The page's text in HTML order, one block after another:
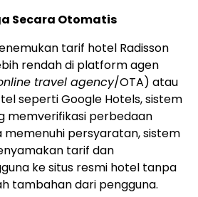
Secara Otomatis
tarif hotel Radisson
rendah di platform agen
travel agency/OTA) atau
seperti Google Hotels, sistem
memverifikasi perbedaan
memenuhi persyaratan, sistem
tarif dan
ke situs resmi hotel tanpa
tambahan dari pengguna.